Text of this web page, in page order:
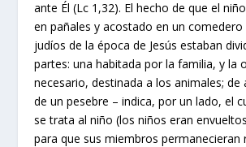
ante Él (Lc 1,32). El hecho de que el
en pañales y acostado en un
judíos de la época de Jesús estaban
partes: una habitada por la familia, y la
necesario, destinada a los animales; de
de un pesebre – indica, por un lado, el
se trata al niño (los niños eran
para que sus miembros permanecieran